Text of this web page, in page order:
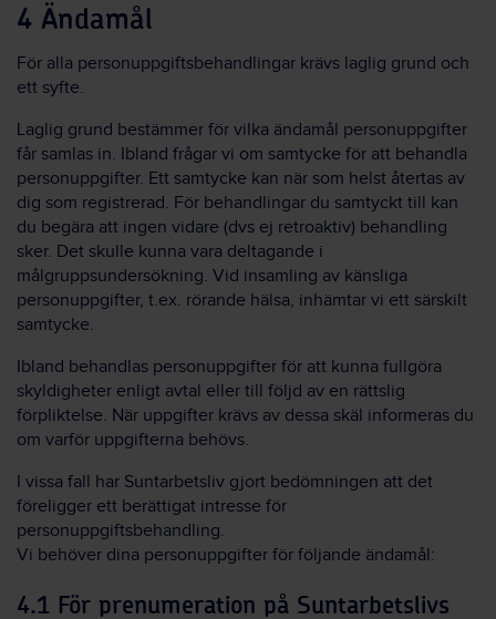
4 Ändamål
För alla personuppgiftsbehandlingar krävs laglig grund och
ett syfte.
Laglig grund bestämmer för vilka ändamål personuppgifter
får samlas in. Ibland frågar vi om samtycke för att behandla
personuppgifter. Ett samtycke kan när som helst återtas av
dig som registrerad. För behandlingar du samtyckt till kan
du begära att ingen vidare (dvs ej retroaktiv) behandling
sker. Det skulle kunna vara deltagande i
målgruppsundersökning. Vid insamling av känsliga
personuppgifter, t.ex. rörande hälsa, inhämtar vi ett särskilt
samtycke.
Ibland behandlas personuppgifter för att kunna fullgöra
skyldigheter enligt avtal eller till följd av en rättslig
förpliktelse. När uppgifter krävs av dessa skäl informeras du
om varför uppgifterna behövs.
I vissa fall har Suntarbetsliv gjort bedömningen att det
föreligger ett berättigat intresse för
personuppgiftsbehandling.
Vi behöver dina personuppgifter för följande ändamål:
4.1 För prenumeration på Suntarbetslivs